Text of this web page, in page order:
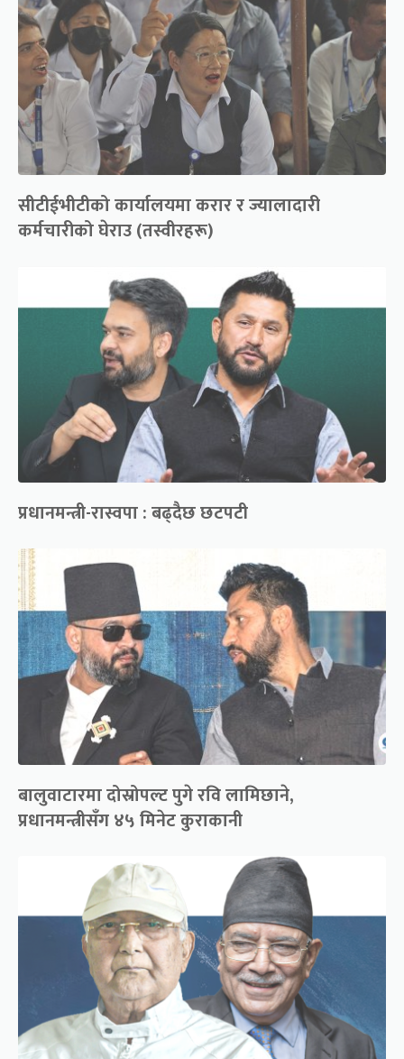
सीटीईभीटीको कार्यालयमा करार र ज्यालादारी
कर्मचारीको घेराउ (तस्वीरहरू)
प्रधानमन्त्री-रास्वपा : बढ्दैछ छटपटी
बालुवाटारमा दोस्रोपल्ट पुगे रवि लामिछाने,
प्रधानमन्त्रीसँग ४५ मिनेट कुराकानी